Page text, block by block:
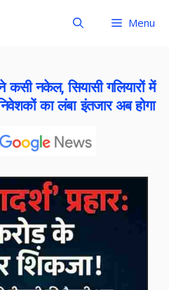
Menu
कसी नकेल, सियासी गलियारों में
का लंबा इंतजार अब होगा